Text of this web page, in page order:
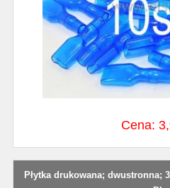
Cena:
Płytka drukowana; dwustronna;